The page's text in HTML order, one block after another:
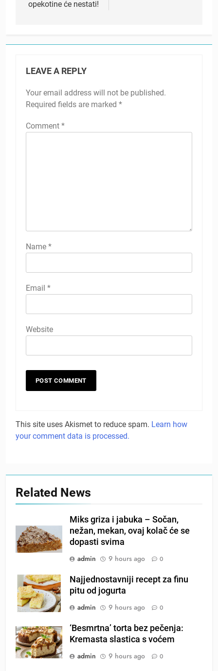
opekotine će nestati!
LEAVE A REPLY
Your email address will not be published.
Required fields are marked *
Comment *
Name *
Email *
Website
This site uses Akismet to reduce spam. Learn how
your comment data is processed.
Related News
Miks griza i jabuka – Sočan,
nežan, mekan, ovaj kolač će se
dopasti svima
admin
9 hours ago 0
Najjednostavniji recept za finu
pitu od jogurta
admin
9 hours ago 0
‘Besmrtna’ torta bez pečenja:
Kremasta slastica s voćem
admin
9 hours ago 0